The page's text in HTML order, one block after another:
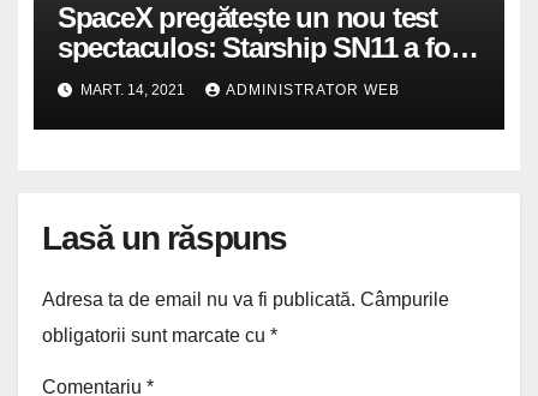
SpaceX pregătește un nou test
spectaculos: Starship SN11 a fost
deja asamblată și se îndreaptă din
hangar spre rampa de lansare
(VIDEO)
MART. 14, 2021 ADMINISTRATOR WEB
Lasă un răspuns
Adresa ta de email nu va fi publicată. Câmpurile
obligatorii sunt marcate cu *
Comentariu *